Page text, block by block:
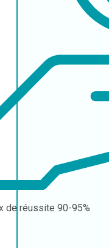
de réussite 90-95%